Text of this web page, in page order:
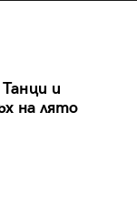
и
на лято